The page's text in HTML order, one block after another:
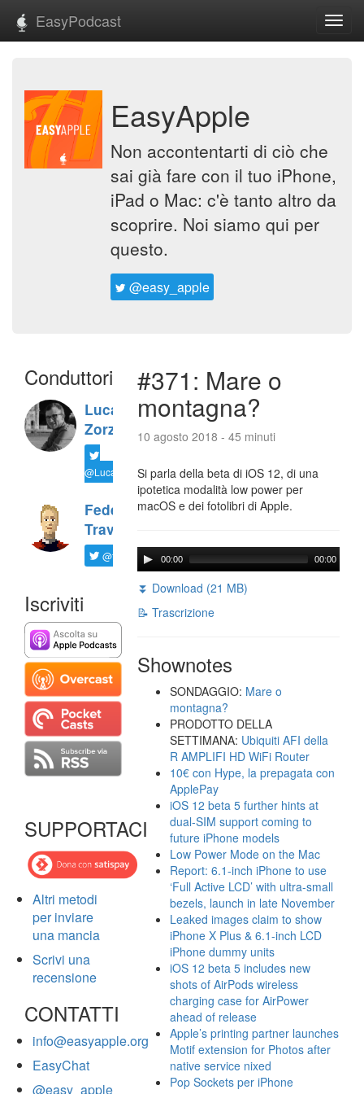
EasyPodcast
EasyApple
Non accontentarti di ciò che
sai già fare con il tuo iPhone,
iPad o Mac: c'è tanto altro da
scoprire. Noi siamo qui per
questo.
@easy_apple
Conduttori
Luca
Zorzi
@LucaTNT
Federico
Travaini
@ftrava
Iscriviti
SUPPORTACI
Altri metodi
per inviare
una mancia
Scrivi una
recensione
CONTATTI
info@easyapple.org
EasyChat
@easy_apple
#371: Mare o
montagna?
10 agosto 2018 - 45 minuti
Si parla della beta di iOS 12, di una
ipotetica modalità low power per
macOS e dei fotolibri di Apple.
00:00 00:00
⏬ Download (21 MB)
📝 Trascrizione
Shownotes
SONDAGGIO: Mare o
montagna?
PRODOTTO DELLA
SETTIMANA: Ubiquiti AFI della
R AMPLIFI HD WiFi Router
10€ con Hype, la prepagata con
ApplePay
iOS 12 beta 5 further hints at
dual-SIM support coming to
future iPhone models
Low Power Mode on the Mac
Report: 6.1-inch iPhone to use
‘Full Active LCD’ with ultra-small
bezels, launch in late November
Leaked images claim to show
iPhone X Plus & 6.1-inch LCD
iPhone dummy units
iOS 12 beta 5 includes new
shots of AirPods wireless
charging case for AirPower
ahead of release
Apple’s printing partner launches
Motif extension for Photos after
native service nixed
Pop Sockets per iPhone